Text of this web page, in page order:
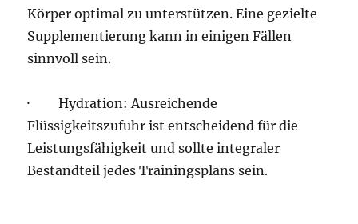
Körper optimal zu unterstützen. Eine gezielte
Supplementierung kann in einigen Fällen
sinnvoll sein.
· Hydration: Ausreichende
Flüssigkeitszufuhr ist entscheidend für die
Leistungsfähigkeit und sollte integraler
Bestandteil jedes Trainingsplans sein.